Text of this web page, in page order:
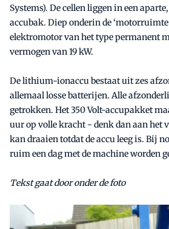
Systems). De cellen liggen in een
accubak. Diep onderin de
elektromotor van het type permanent
vermogen van 19 kW.
De lithium-ionaccu bestaat uit zes
allemaal losse batterijen. Alle
getrokken. Het 350 Volt-accupakket
uur op volle kracht - denk dan aan het
kan draaien totdat de accu leeg is. Bij
ruim een dag met de machine worden
Tekst gaat door onder de foto